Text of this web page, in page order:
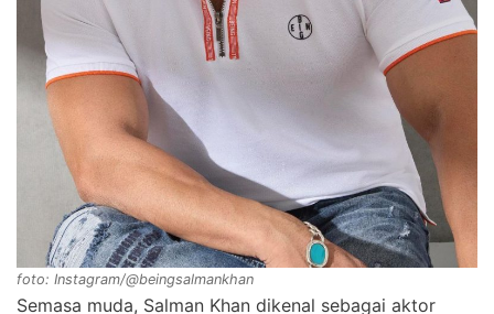
foto: Instagram/@beingsalmankhan
Semasa muda, Salman Khan dikenal sebagai aktor